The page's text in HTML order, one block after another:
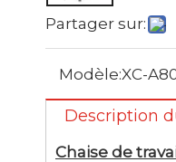
Partager sur:
Modèle:XC-
Description
Chaise de